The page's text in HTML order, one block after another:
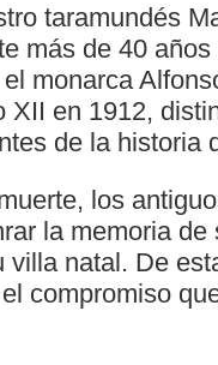
taramundés
más de 40
monarca
XII en 1912,
de la historia
los
la memoria de
villa natal. De
compromiso